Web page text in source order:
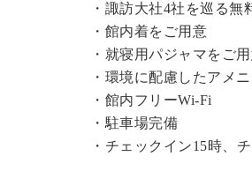
・諏訪大社4社を巡る無
・館内着をご用意
・就寝用パジャマをご
・環境に配慮したアメ
・館内フリーWi-Fi
・駐車場完備
・チェックイン15時、